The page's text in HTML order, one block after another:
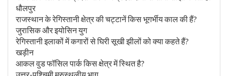
धौलपुर
राजस्थान के रेगिस्तानी क्षेत्र की चट्टानें किस भूगर्भीय काल की हैं?
जुरासिक और इयोसिन युग
रेगिस्तानी इलाकों में कगारों से घिरी सूखी झीलों को क्या कहते हैं?
खड़ीन
आकल वुड फॉसिल पार्क किस क्षेत्र में स्थित है?